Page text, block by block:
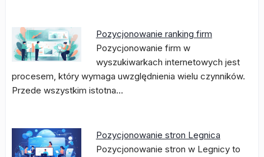
Pozycjonowanie ranking firm
Pozycjonowanie firm w
wyszukiwarkach internetowych jest
procesem, który wymaga uwzględnienia wielu czynników.
Przede wszystkim istotna…
Pozycjonowanie stron Legnica
Pozycjonowanie stron w Legnicy to